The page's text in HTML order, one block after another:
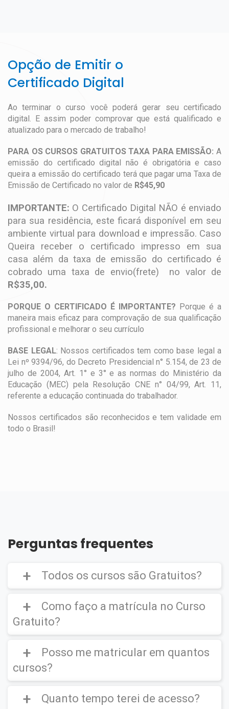
Opção de Emitir o
Certificado Digital
Ao terminar o curso você poderá gerar seu certificado
digital. E assim poder comprovar que está qualificado e
atualizado para o mercado de trabalho!
PARA OS CURSOS GRATUITOS TAXA PARA EMISSÃO: A
emissão do certificado digital não é obrigatória e caso
queira a emissão do certificado terá que pagar uma Taxa de
Emissão de Certificado no valor de R$45,90
IMPORTANTE: O Certificado Digital NÃO é enviado
para sua residência, este ficará disponível em seu
ambiente virtual para download e impressão. Caso
Queira receber o certificado impresso em sua
casa além da taxa de emissão do certificado é
cobrado uma taxa de envio(frete) no valor de
R$35,00.
PORQUE O CERTIFICADO É IMPORTANTE? Porque é a
maneira mais eficaz para comprovação de sua qualificação
profissional e melhorar o seu currículo
BASE LEGAL: Nossos certificados tem como base legal a
Lei nº 9394/96, do Decreto Presidencial n° 5.154, de 23 de
julho de 2004, Art. 1° e 3° e as normas do Ministério da
Educação (MEC) pela Resolução CNE n° 04/99, Art. 11,
referente a educação continuada do trabalhador.
Nossos certificados são reconhecidos e tem validade em
todo o Brasil!
Perguntas frequentes
Todos os cursos são Gratuitos?
Curso Gratuito,porém caso deseje emitir o
Certificado Digital é cobrado uma taxa de
Como faço a matrícula no Curso
Gratuito?
CLIQUE AQUI para ver um vídeo de como
efetuar a matrícula em um
Posso me matricular em quantos
cursos?
Você poderá se matricular em quantos
Quanto tempo terei de acesso?